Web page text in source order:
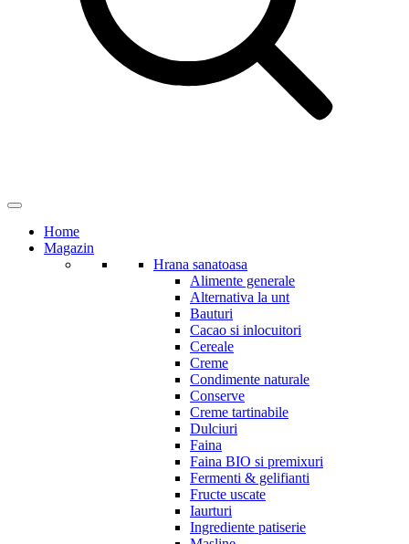
Home
Magazin
Hrana sanatoasa
Alimente generale
Alternativa la unt
Bauturi
Cacao si inlocuitori
Cereale
Creme
Condimente naturale
Conserve
Creme tartinabile
Dulciuri
Faina
Faina BIO si premixuri
Fermenti & gelifianti
Fructe uscate
Iaurturi
Ingrediente patiserie